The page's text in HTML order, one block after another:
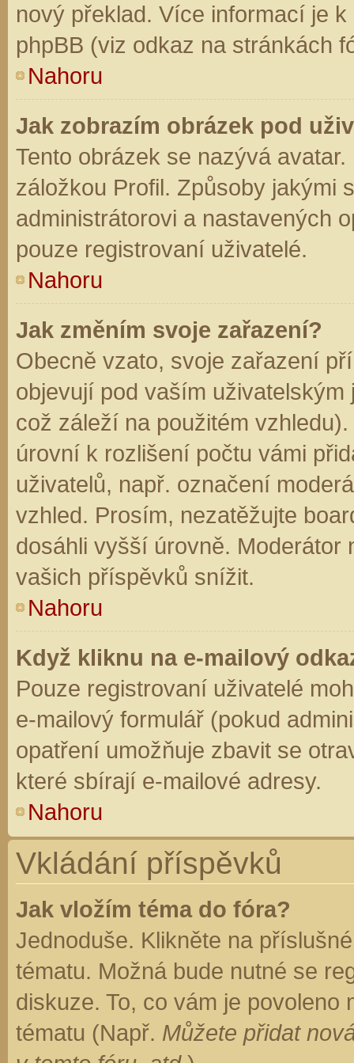
nový překlad. Více informací je
phpBB (viz odkaz na stránkách
Nahoru
Jak zobrazím obrázek pod
Tento obrázek se nazývá
záložkou Profil. Způsoby jakými
administrátorovi a nastavených
pouze registrovaní uživatelé.
Nahoru
Jak změním svoje zařazení?
Obecně vzato, svoje zařazení
objevují pod vaším
což záleží na použitém
úrovní k rozlišení počtu vámi
uživatelů, např. označení
vzhled. Prosím, nezatěžujte
dosáhli vyšší úrovně. Moderátor
vašich příspěvků snížit.
Nahoru
Když kliknu na e-mailový
Pouze registrovaní uživatelé
e-mailový formulář (pokud
opatření umožňuje zbavit se
které sbírají e-mailové adresy.
Nahoru
Vkládání příspěvků
Jak vložím téma do fóra?
Jednoduše. Klikněte na
tématu. Možná bude nutné se
diskuze. To, co vám je
tématu (Např. Můžete přidat